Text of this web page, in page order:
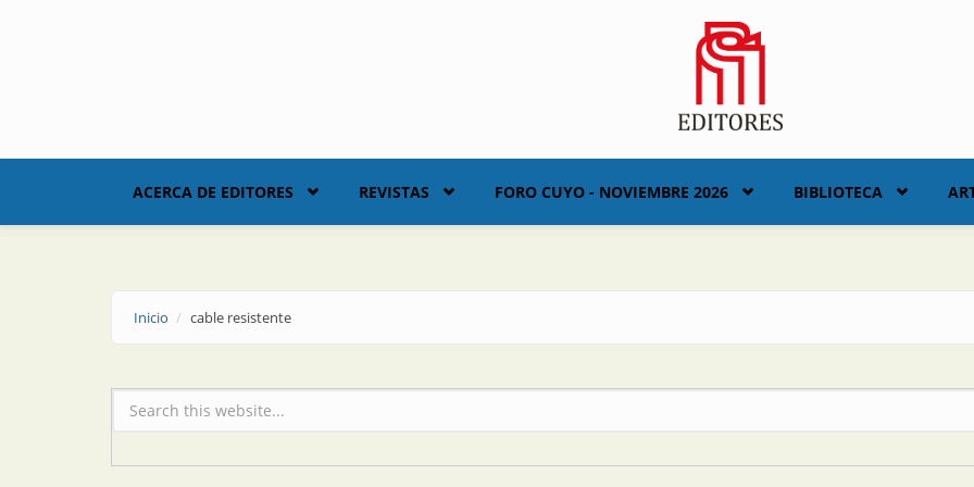
ACERCA DE EDITORES REVISTAS FORO CUYO - NOVIEMBRE 2026 BIBLIOTECA
Inicio cable resistente
Formulario de búsqueda